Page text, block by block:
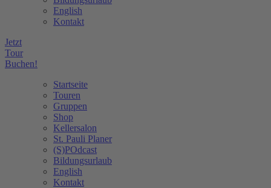
English
Kontakt
Jetzt
Tour
Buchen!
Startseite
Touren
Gruppen
Shop
Kellersalon
St. Pauli Planer
(S)POdcast
Bildungsurlaub
English
Kontakt